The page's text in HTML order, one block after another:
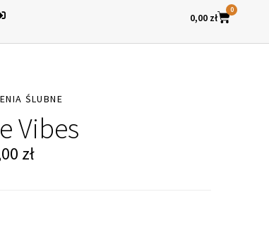
0,00 zł
0
ŚLUBNE
Vibes
zł